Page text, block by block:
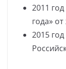
2011
года»
2015